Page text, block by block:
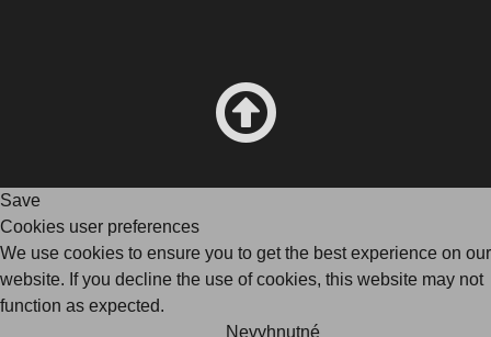
Save
Cookies user preferences
We use cookies to ensure you to get the best experience on our
website. If you decline the use of cookies, this website may not
function as expected.
Nevyhnutné